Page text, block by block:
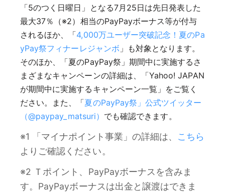
「5のつく日曜日」となる7月25日は先日発表した
最大37％（※2）相当のPayPayボーナス等が付与
されるほか、「4,000万ユーザー突破記念！夏のPa
yPay祭フィナーレジャンボ 」も対象となります。
そのほか、「夏のPayPay祭」期間中に実施するさ
まざまなキャンペーンの詳細は、「Yahoo! JAPAN
が期間中に実施するキャンペーン一覧」をご覧く
ださい。また、「夏のPayPay祭」公式ツイッター
（@paypay_matsuri） でも確認できます。
※1 「マイナポイント事業」の詳細は、 こちら
よりご確認ください。
※2 Ｔポイント、PayPayボーナスを含みま
す。PayPayボーナスは出金と譲渡はできま